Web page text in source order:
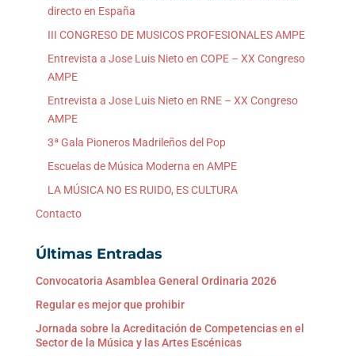
directo en España
III CONGRESO DE MUSICOS PROFESIONALES AMPE
Entrevista a Jose Luis Nieto en COPE – XX Congreso
AMPE
Entrevista a Jose Luis Nieto en RNE – XX Congreso
AMPE
3ª Gala Pioneros Madrileños del Pop
Escuelas de Música Moderna en AMPE
LA MÚSICA NO ES RUIDO, ES CULTURA
Contacto
Últimas Entradas
Convocatoria Asamblea General Ordinaria 2026
Regular es mejor que prohibir
Jornada sobre la Acreditación de Competencias en el
Sector de la Música y las Artes Escénicas